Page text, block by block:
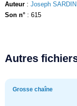
Auteur : Joseph SARDIN
Son n° : 615
Autres
Grosse chaîne